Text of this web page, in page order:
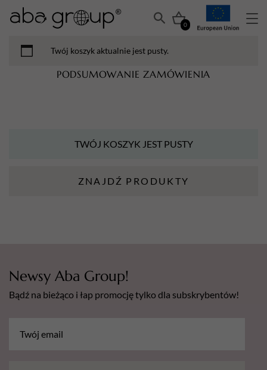
0
Twój koszyk aktualnie jest pusty.
PODSUMOWANIE ZAMÓWIENIA
TWÓJ KOSZYK JEST PUSTY
ZNAJDŹ PRODUKTY
Newsy Aba Group!
Bądź na bieżąco i łap promocję tylko dla subskrybentów!